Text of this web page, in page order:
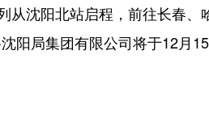
阳北站启程，前往长春、
阳局集团有限公司将于12月